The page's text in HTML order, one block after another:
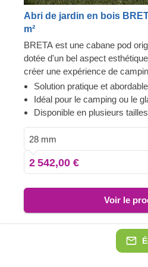
Abri de jardin en bois
m²
BRETA est une cabane pod
dotée d'un bel aspect
créer une expérience de
dans votre propre jardin !
du pod pour en faire une
une solution de camping ou de
également servir de base pour
original !
Solution pratique et abordable
Idéal pour le camping ou le
Disponible en plusieurs tailles
28 mm
2 542,00 €
Voir le